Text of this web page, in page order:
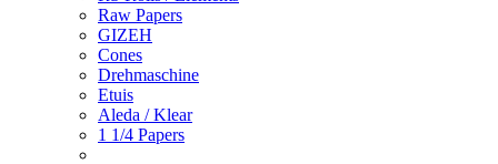
Raw Papers
GIZEH
Cones
Drehmaschine
Etuis
Aleda / Klear
1 1/4 Papers